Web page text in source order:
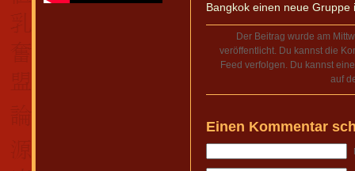
Bangkok einen neue Gruppe
Der Beitrag wurde am
veröffentlicht. Du kannst die
Feed verfolgen. Du kannst
auf
Einen Kommentar